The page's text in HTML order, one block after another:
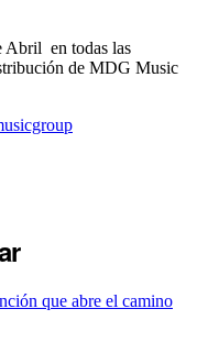
Abril en todas las
de MDG Music